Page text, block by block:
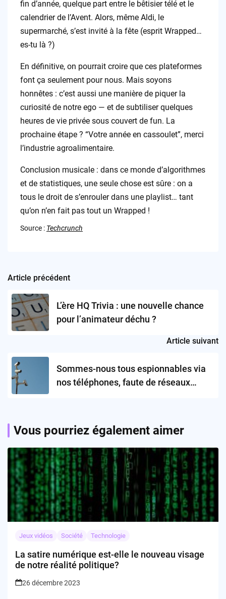
fin d’année, quelque part entre le bêtisier télé et le
calendrier de l’Avent. Alors, même Aldi, le
supermarché, s’est invité à la fête (esprit Wrapped…
es-tu là ?)
En définitive, on pourrait croire que ces plateformes
font ça seulement pour nous. Mais soyons
honnêtes : c’est aussi une manière de piquer la
curiosité de notre ego — et de subtiliser quelques
heures de vie privée sous couvert de fun. La
prochaine étape ? “Votre année en cassoulet”, merci
l’industrie agroalimentaire.
Conclusion musicale : dans ce monde d’algorithmes
et de statistiques, une seule chose est sûre : on a
tous le droit de s’enrouler dans une playlist… tant
qu’on n’en fait pas tout un Wrapped !
Source : Techcrunch
Post
navigation
Article précédent
L’ère HQ Trivia : une nouvelle chance
pour l’animateur déchu ?
Article suivant
Sommes-nous tous espionnables via
nos téléphones, faute de réseaux
Vous pourriez également aimer
Jeux vidéos Société Technologie
La satire numérique est-elle le nouveau visage
de notre réalité politique?
26 décembre 2023